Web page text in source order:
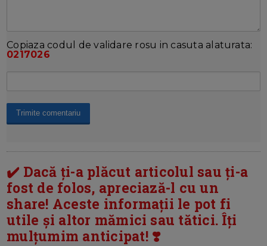
Copiaza codul de validare rosu in casuta alaturata:
0217026
✔️ Dacă ți-a plăcut articolul sau ți-a
fost de folos, apreciază-l cu un
share! Aceste informații le pot fi
utile și altor mămici sau tătici. Îți
mulțumim anticipat! ❣️